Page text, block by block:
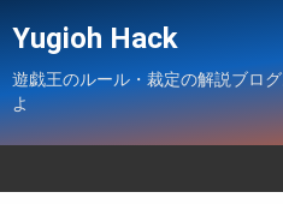
Yugioh Hack
遊戯王のルール・裁定の解説ブロ
よ